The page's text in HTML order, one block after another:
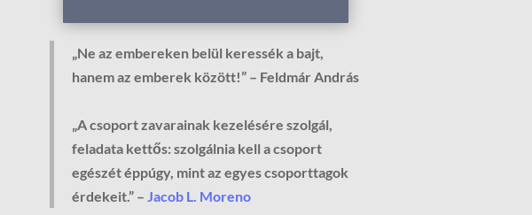
„Ne az embereken belül keressék a bajt,
hanem az emberek között!” – Feldmár András
„A csoport zavarainak kezelésére szolgál,
feladata kettős: szolgálnia kell a csoport
egészét éppúgy, mint az egyes csoporttagok
érdekeit.” – Jacob L. Moreno